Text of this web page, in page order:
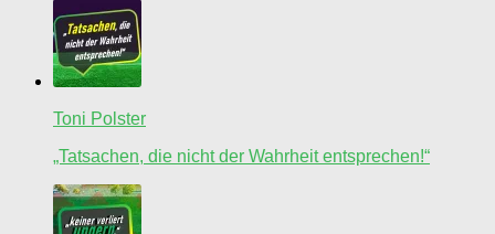
Toni Polster
„Tatsachen, die nicht der Wahrheit entsprechen!“